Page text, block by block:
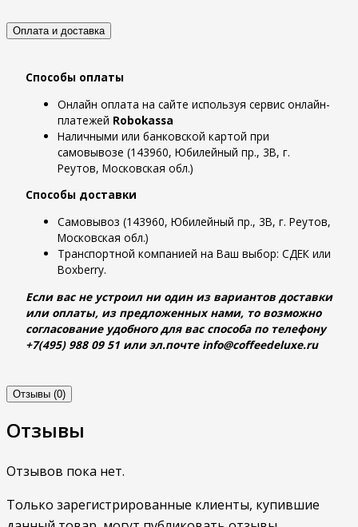
Оплата и доставка
Способы оплаты
Онлайн оплата на сайте используя сервис онлайн-
платежей Robokassa
Наличными или банковской картой при
самовывозе (143960, Юбилейный пр., 3В, г.
Реутов, Московская обл.)
Способы доставки
Самовывоз (143960, Юбилейный пр., 3В, г. Реутов,
Московская обл.)
Транспортной компанией на Ваш выбор: СДЕК или
Boxberry.
Если вас не устроил ни один из вариантов доставки
или оплаты, из предложенных нами, то возможно
согласование удобного для вас способа по телефону
+7(495) 988 09 51 или эл.почте info@coffeedeluxe.ru
Отзывы (0)
Отзывы
Отзывов пока нет.
Только зарегистрированные клиенты, купившие